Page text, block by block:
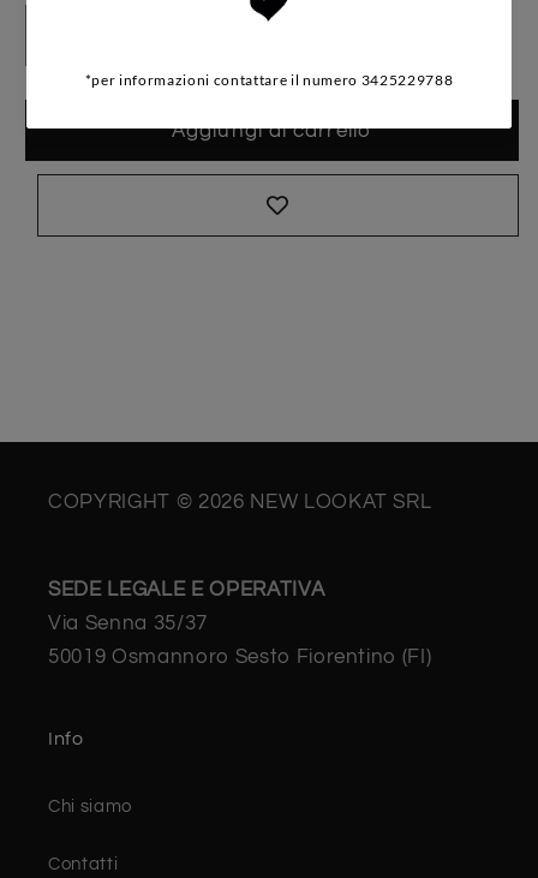
Aggiungi al carrello
COPYRIGHT © 2026 NEW LOOKAT SRL
SEDE LEGALE E OPERATIVA
Via Senna 35/37
50019 Osmannoro Sesto Fiorentino (FI)
Info
Chi siamo
Contatti